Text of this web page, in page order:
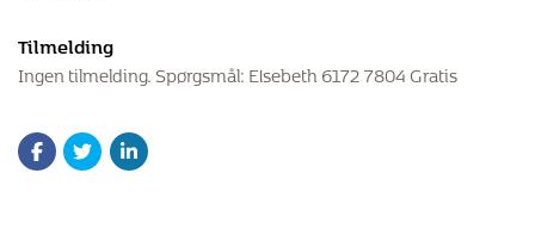
Tilmelding
Ingen tilmelding. Spørgsmål: Elsebeth 6172 7804 Gratis